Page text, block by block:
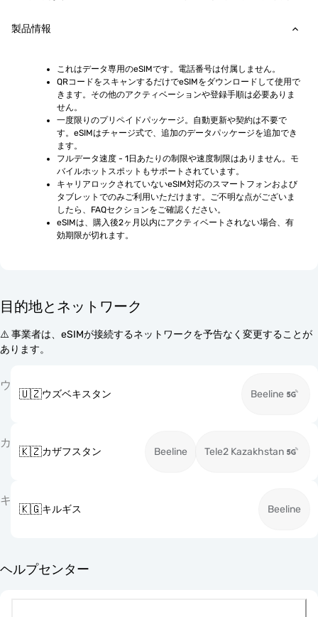
製品情報
これはデータ専用のeSIMです。電話番号は付属しません。
QRコードをスキャンするだけでeSIMをダウンロードして使用で
きます。その他のアクティベーションや登録手順は必要ありま
せん。
一度限りのプリペイドパッケージ。自動更新や契約は不要で
す。eSIMはチャージ式で、追加のデータパッケージを追加でき
ます。
フルデータ速度 - 1日あたりの制限や速度制限はありません。モ
バイルホットスポットもサポートされています。
キャリアロックされていないeSIM対応のスマートフォンおよび
タブレットでのみご利用いただけます。ご不明な点がございま
したら、FAQセクションをご確認ください。
eSIMは、購入後2ヶ月以内にアクティベートされない場合、有
効期限が切れます。
目的地とネットワーク
⚠️ 事業者は、eSIMが接続するネットワークを予告なく変更することが
あります。
ウ
🇺🇿ウズベキスタン Beeline
カ
🇰🇿カザフスタン Beeline Tele2 Kazakhstan
キ
🇰🇬キルギス Beeline
ヘルプセンター